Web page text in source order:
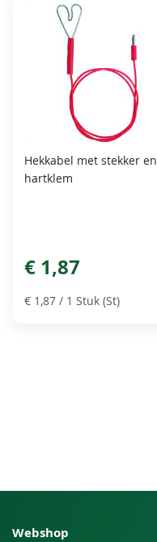
Hekkabel met stekker en
hartklem
€ 1,87
€ 1,87 / 1 Stuk (St)
Webshop